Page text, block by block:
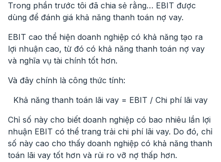
Trong phần trước tôi đã chia sẻ rằng… EBIT được
dùng để đánh giá khả năng thanh toán nợ vay.
EBIT cao thể hiện doanh nghiệp có khả năng tạo ra
lợi nhuận cao, từ đó có khả năng thanh toán nợ vay
và nghĩa vụ tài chính tốt hơn.
Và đây chính là công thức tính:
Khả năng thanh toán lãi vay = EBIT / Chi phí lãi vay
Chỉ số này cho biết doanh nghiệp có bao nhiêu lần lợi
nhuận EBIT có thể trang trải chi phí lãi vay. Do đó, chỉ
số này cao cho thấy doanh nghiệp có khả năng thanh
toán lãi vay tốt hơn và rủi ro vỡ nợ thấp hơn.